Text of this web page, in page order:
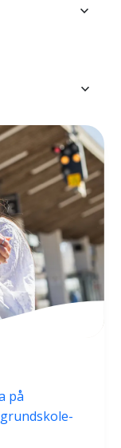
keyboard_arrow_down
keyboard_arrow_down
på